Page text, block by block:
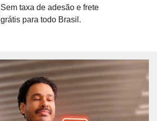
Sem taxa de adesão e frete
grátis para todo Brasil.